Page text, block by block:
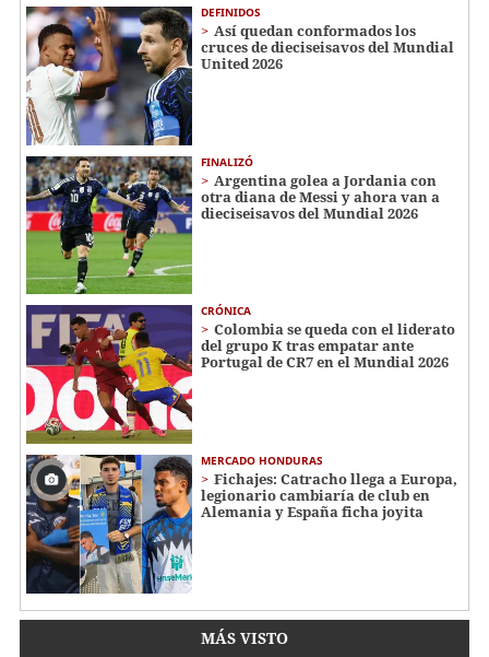
DEFINIDOS
Así quedan conformados los
cruces de dieciseisavos del Mundial
United 2026
FINALIZÓ
Argentina golea a Jordania con
otra diana de Messi y ahora van a
dieciseisavos del Mundial 2026
CRÓNICA
Colombia se queda con el liderato
del grupo K tras empatar ante
Portugal de CR7 en el Mundial 2026
MERCADO HONDURAS
Fichajes: Catracho llega a Europa,
legionario cambiaría de club en
Alemania y España ficha joyita
MÁS VISTO